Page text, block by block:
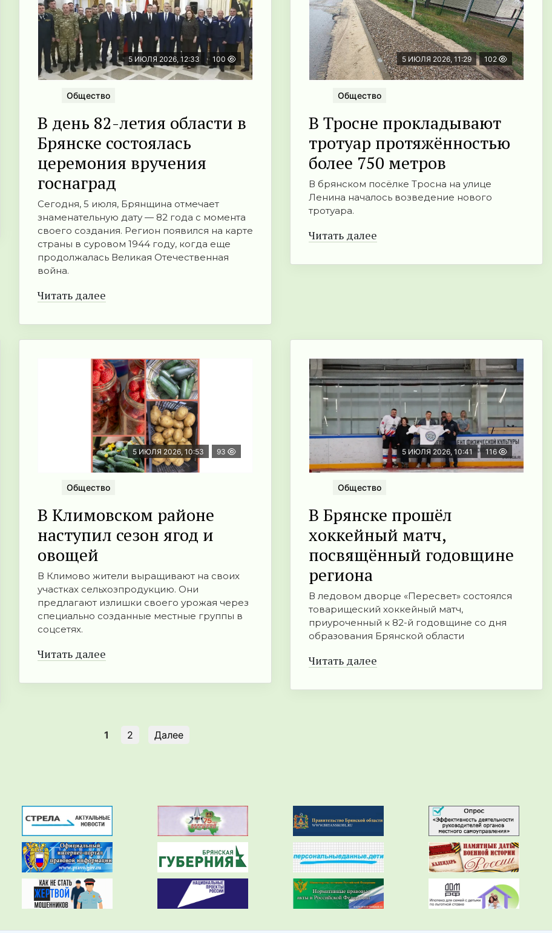
5 ИЮЛЯ 2026, 12:33 100
Общество
В день 82-летия области в
Брянске состоялась
церемония вручения
госнаград
Сегодня, 5 июля, Брянщина отмечает
знаменательную дату — 82 года с момента
своего создания. Регион появился на карте
страны в суровом 1944 году, когда еще
продолжалась Великая Отечественная
война.
Читать далее
5 ИЮЛЯ 2026, 11:29 102
Общество
В Тросне прокладывают
тротуар протяжённостью
более 750 метров
В брянском посёлке Тросна на улице
Ленина началось возведение нового
тротуара.
Читать далее
5 ИЮЛЯ 2026, 10:53 93
Общество
В Климовском районе
наступил сезон ягод и
овощей
В Климово жители выращивают на своих
участках сельхозпродукцию. Они
предлагают излишки своего урожая через
специально созданные местные группы в
соцсетях.
Читать далее
5 ИЮЛЯ 2026, 10:41 116
Общество
В Брянске прошёл
хоккейный матч,
посвящённый годовщине
региона
В ледовом дворце «Пересвет» состоялся
товарищеский хоккейный матч,
приуроченный к 82-й годовщине со дня
образования Брянской области
Читать далее
1 2 Далее